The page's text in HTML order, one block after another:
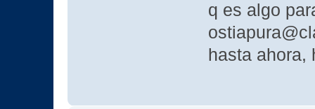
q es algo
hasta